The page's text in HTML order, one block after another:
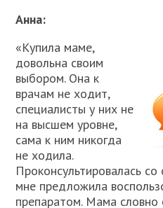
Анна:
«Купила маме,
довольна своим
выбором. Она к
врачам не ходит,
специалисты у них не
на высшем уровне,
сама к ним никогда
не ходила.
Проконсультировалась
мне предложила
препаратом. Мама